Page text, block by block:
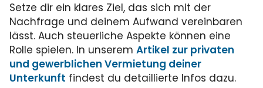
Setze dir ein klares Ziel, das sich mit der
Nachfrage und deinem Aufwand vereinbaren
lässt. Auch steuerliche Aspekte können eine
Rolle spielen. In unserem Artikel zur privaten
und gewerblichen Vermietung deiner
Unterkunft findest du detaillierte Infos dazu.